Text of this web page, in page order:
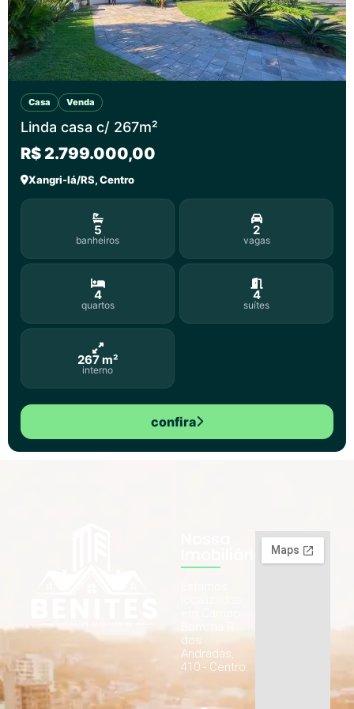
Casa Venda
Linda casa c/ 267m²
R$ 2.799.000,00
Xangri-lá/RS, Centro
5
banheiros
2
vagas
4
quartos
4
suítes
267 m²
interno
confira
dos
Andradas,
410 - Centro.